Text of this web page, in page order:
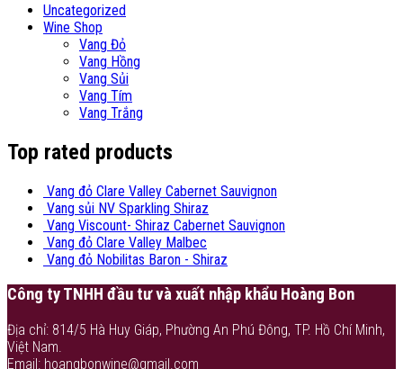
Uncategorized
Wine Shop
Vang Đỏ
Vang Hồng
Vang Sủi
Vang Tím
Vang Trắng
Top rated products
Vang đỏ Clare Valley Cabernet Sauvignon
Vang sủi NV Sparkling Shiraz
Vang Viscount- Shiraz Cabernet Sauvignon
Vang đỏ Clare Valley Malbec
Vang đỏ Nobilitas Baron - Shiraz
Công ty TNHH đầu tư và xuất nhập khẩu Hoàng Bon
Địa chỉ: 814/5 Hà Huy Giáp, Phường An Phú Đông, TP. Hồ Chí Minh,
Việt Nam.
Email: hoangbonwine@gmail.com